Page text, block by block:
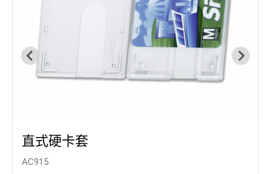
直式硬卡套
AC915